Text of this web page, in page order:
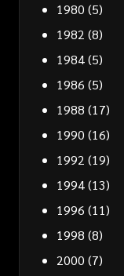
1980 (5)
1982 (8)
1984(5)
1986 (5)
1988 (17)
1990 (16)
1992 (19)
1994(13)
1996 (11)
1998 (8)
2000 (7)